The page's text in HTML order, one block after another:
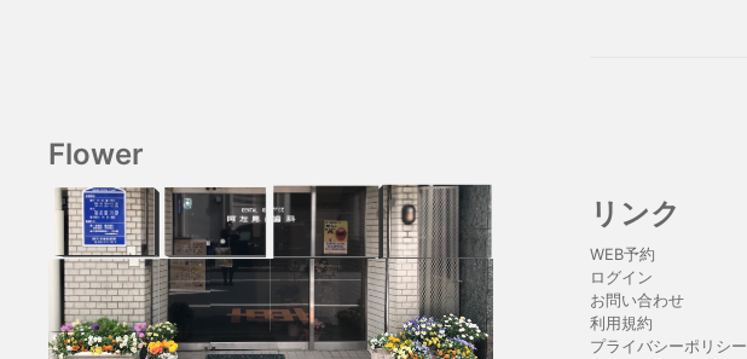
Flower
リンク
WEB予約
ログイン
お問い合わせ
利用規約
プライバシーポリシー